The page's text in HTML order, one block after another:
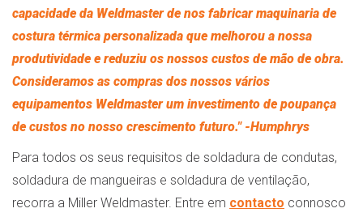
capacidade da Weldmaster de nos fabricar maquinaria de
costura térmica personalizada que melhorou a nossa
produtividade e reduziu os nossos custos de mão de obra.
Consideramos as compras dos nossos vários
equipamentos Weldmaster um investimento de poupança
de custos no nosso crescimento futuro." -Humphrys
Para todos os seus requisitos de soldadura de condutas,
soldadura de mangueiras e soldadura de ventilação,
recorra a Miller Weldmaster. Entre em contacto connosco